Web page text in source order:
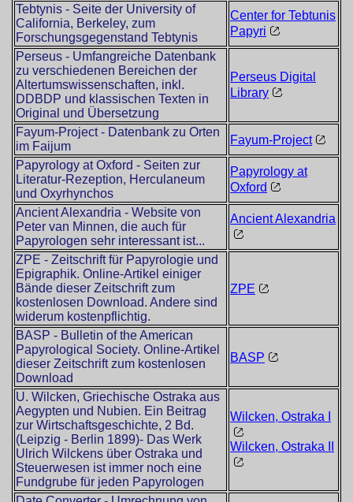
Tebtynis - Seite der University of
California, Berkeley, zum
Forschungsgegenstand Tebtynis
Center for Tebtunis
Papyri
Perseus - Umfangreiche Datenbank
zu verschiedenen Bereichen der
Altertumswissenschaften, inkl.
DDBDP und klassischen Texten in
Original und Übersetzung
Perseus Digital
Library
Fayum-Project - Datenbank zu Orten
im Faijum
Fayum-Project
Papyrology at Oxford - Seiten zur
Literatur-Rezeption, Herculaneum
und Oxyrhynchos
Papyrology at
Oxford
Ancient Alexandria - Website von
Peter van Minnen, die auch für
Papyrologen sehr interessant ist...
Ancient Alexandria
ZPE - Zeitschrift für Papyrologie und
Epigraphik. Online-Artikel einiger
Bände dieser Zeitschrift zum
kostenlosen Download. Andere sind
widerum kostenpflichtig.
ZPE
BASP - Bulletin of the American
Papyrological Society. Online-Artikel
dieser Zeitschrift zum kostenlosen
Download
BASP
U. Wilcken, Griechische Ostraka aus
Aegypten und Nubien. Ein Beitrag
zur Wirtschaftsgeschichte, 2 Bd.
(Leipzig - Berlin 1899)- Das Werk
Ulrich Wilckens über Ostraka und
Steuerwesen ist immer noch eine
Fundgrube für jeden Papyrologen
Wilcken, Ostraka I
Wilcken, Ostraka II